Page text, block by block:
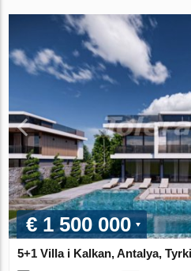
€ 1 500 000
5+1 Villa i Kalkan, Antalya,